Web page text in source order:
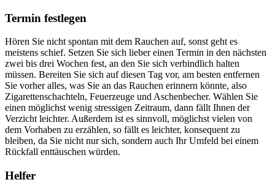
Termin festlegen
Hören Sie nicht spontan mit dem Rauchen auf, sonst geht es
meistens schief. Setzen Sie sich lieber einen Termin in den nächsten
zwei bis drei Wochen fest, an den Sie sich verbindlich halten
müssen. Bereiten Sie sich auf diesen Tag vor, am besten entfernen
Sie vorher alles, was Sie an das Rauchen erinnern könnte, also
Zigarettenschachteln, Feuerzeuge und Aschenbecher. Wählen Sie
einen möglichst wenig stressigen Zeitraum, dann fällt Ihnen der
Verzicht leichter. Außerdem ist es sinnvoll, möglichst vielen von
dem Vorhaben zu erzählen, so fällt es leichter, konsequent zu
bleiben, da Sie nicht nur sich, sondern auch Ihr Umfeld bei einem
Rückfall enttäuschen würden.
Helfer